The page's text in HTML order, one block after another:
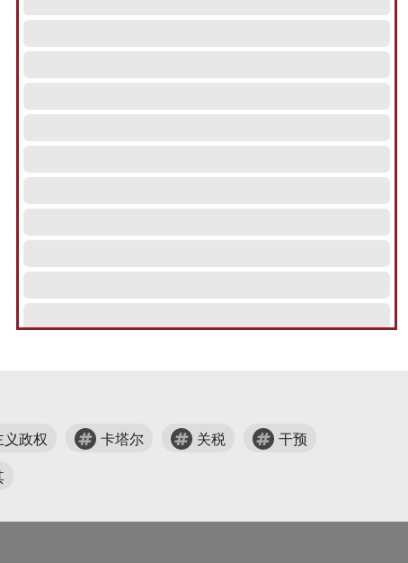
义政权 卡塔尔 关税 干预